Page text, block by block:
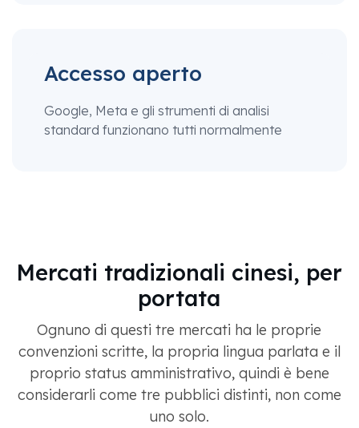
Accesso aperto
Google, Meta e gli strumenti di analisi
standard funzionano tutti normalmente
Mercati tradizionali cinesi, per
portata
Ognuno di questi tre mercati ha le proprie
convenzioni scritte, la propria lingua parlata e il
proprio status amministrativo, quindi è bene
considerarli come tre pubblici distinti, non come
uno solo.